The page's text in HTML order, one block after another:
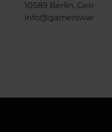
10589 Berlin,